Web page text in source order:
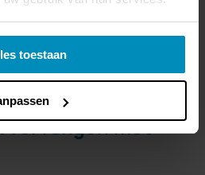
toestaan
vervangen met